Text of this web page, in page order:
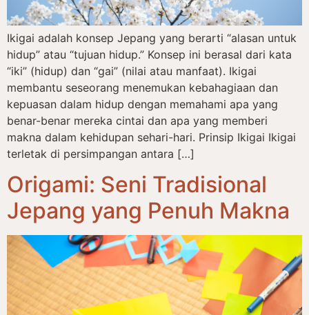
Ikigai adalah konsep Jepang yang berarti “alasan untuk
hidup” atau “tujuan hidup.” Konsep ini berasal dari kata
“iki” (hidup) dan “gai” (nilai atau manfaat). Ikigai
membantu seseorang menemukan kebahagiaan dan
kepuasan dalam hidup dengan memahami apa yang
benar-benar mereka cintai dan apa yang memberi
makna dalam kehidupan sehari-hari. Prinsip Ikigai Ikigai
terletak di persimpangan antara […]
Origami: Seni Tradisional
Jepang yang Penuh Makna